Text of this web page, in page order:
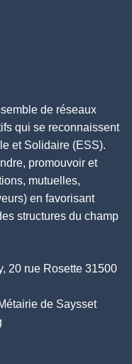
de réseaux
qui se reconnaissent
et Solidaire (ESS).
promouvoir et
mutuelles,
en favorisant
structures du champ
20 rue Rosette 31500
de Saysset